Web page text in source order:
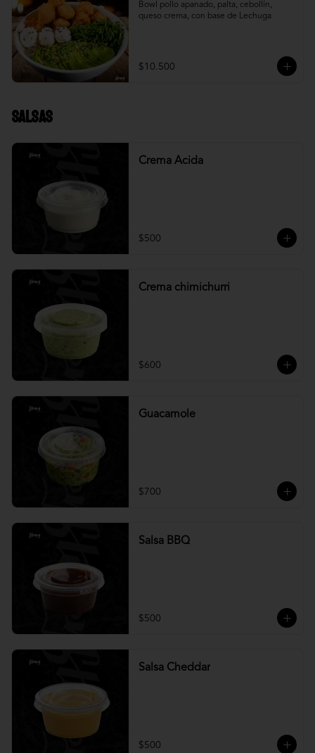
Bowl pollo apanado, palta, cebollín,
queso crema, con base de Lechuga
$10.500
Salsas
Crema Acida
$500
Crema chimichurri
$600
Guacamole
$700
Salsa BBQ
$500
Salsa Cheddar
$500